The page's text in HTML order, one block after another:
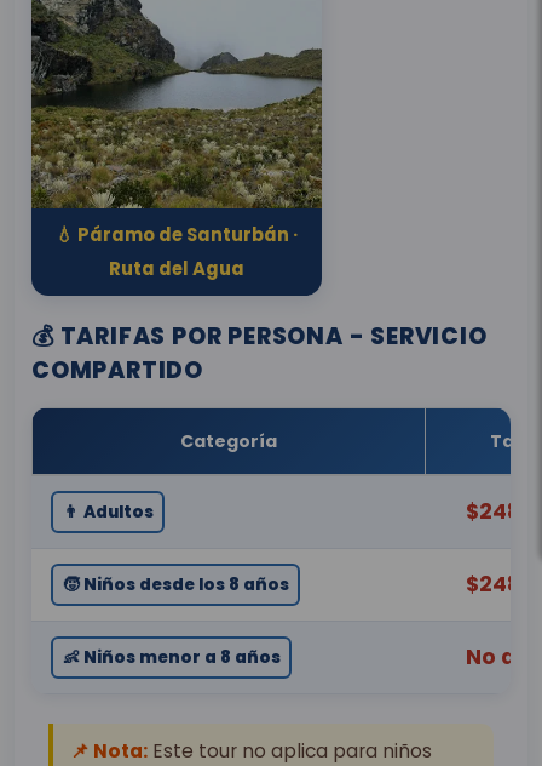
💧 Páramo de Santurbán ·
Ruta del Agua
💰 TARIFAS POR PERSONA - SERVICIO
COMPARTIDO
Categoría
👨 Adultos
🧒 Niños desde los 8 años
👶 Niños menor a 8 años No
📌 Nota: Este tour no aplica para niños